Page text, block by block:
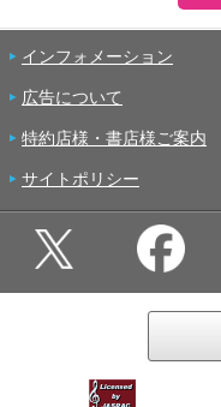
インフォメーション
広告について
特約店様・書店様ご案内
サイトポリシー